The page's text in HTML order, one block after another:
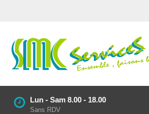
Lun - Sam 8.00 - 18.00
Sans RDV